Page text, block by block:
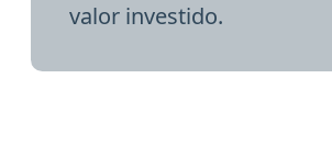
valor investido.